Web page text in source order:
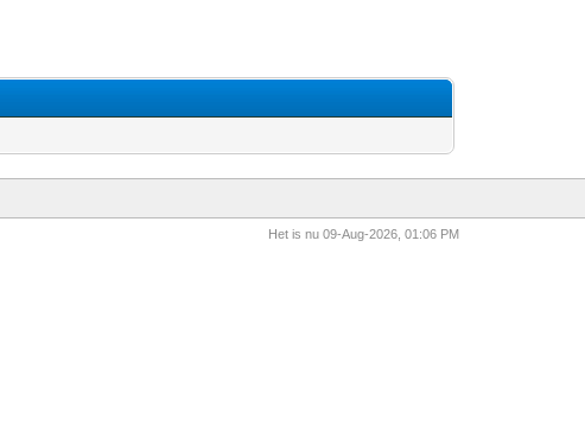
Het is nu 09-Aug-2026, 01:06 PM